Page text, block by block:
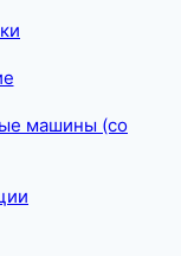
машины (со